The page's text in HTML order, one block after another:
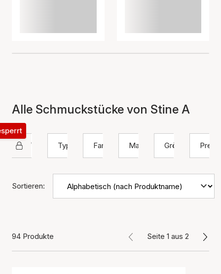
Alle Schmuckstücke von Stine A
STINE A Jewelry
Typ
Farbe Material Größe Preis
Sortieren:
94 Produkte Seite 1 aus 2